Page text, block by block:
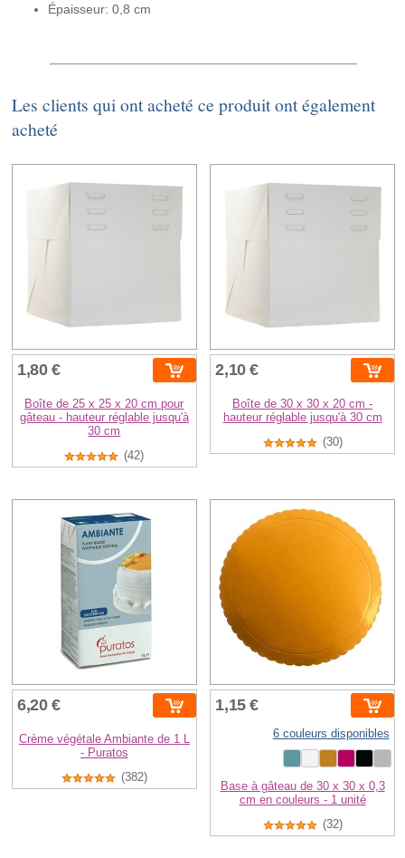
Épaisseur: 0,8 cm
Les clients qui ont acheté ce produit ont également
acheté
1,80 €
Boîte de 25 x 25 x 20 cm pour
gâteau - hauteur réglable jusqu'à
30 cm
(42)
2,10 €
Boîte de 30 x 30 x 20 cm -
hauteur réglable jusqu'à 30 cm
(30)
6,20 €
Crème végétale Ambiante de 1 L
- Puratos
(382)
1,15 €
6 couleurs disponibles
Base à gâteau de 30 x 30 x 0,3
cm en couleurs - 1 unité
(32)